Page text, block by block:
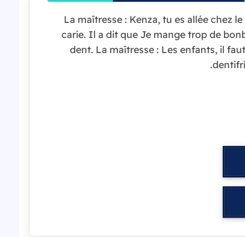
La maîtresse : Kenza, tu es allée chez
carie. Il a dit que Je mange trop de
dent. La maîtresse : Les enfants, il